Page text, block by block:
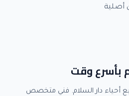
أصلية
بأسرع وقت
أحياء دار السلام. فني متخصص